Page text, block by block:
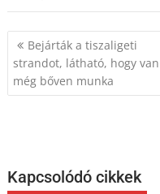
Bejegyzés
navigáció
Bejárták a tiszaligeti
strandot, látható, hogy van
még bőven munka
Kapcsolódó cikkek